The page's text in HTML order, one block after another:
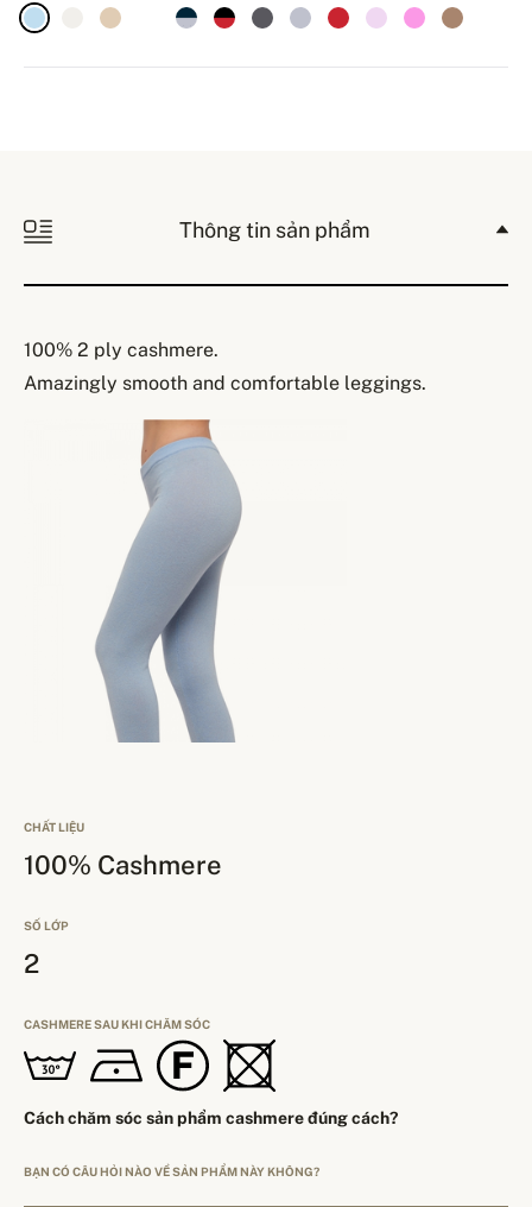
Thông tin sản phẩm
100% 2 ply cashmere.
Amazingly smooth and comfortable leggings.
CHẤT LIỆU
100% Cashmere
SỐ LỚP
2
CASHMERE SAU KHI CHĂM SÓC
Cách chăm sóc sản phẩm cashmere đúng cách?
BẠN CÓ CÂU HỎI NÀO VỀ SẢN PHẨM NÀY KHÔNG?